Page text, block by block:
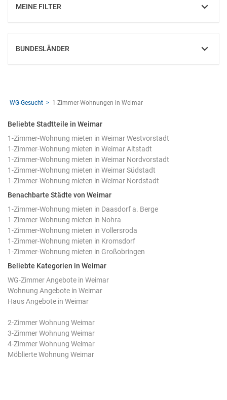
MEINE FILTER
EINBLENDEN
BUNDESLÄNDER
EINBLENDEN
WG-Gesucht 1-Zimmer-Wohnungen in Weimar
Beliebte Stadtteile in Weimar
1-Zimmer-Wohnung mieten in Weimar Westvorstadt
1-Zimmer-Wohnung mieten in Weimar Altstadt
1-Zimmer-Wohnung mieten in Weimar Nordvorstadt
1-Zimmer-Wohnung mieten in Weimar Südstadt
1-Zimmer-Wohnung mieten in Weimar Nordstadt
Benachbarte Städte von Weimar
1-Zimmer-Wohnung mieten in Daasdorf a. Berge
1-Zimmer-Wohnung mieten in Nohra
1-Zimmer-Wohnung mieten in Vollersroda
1-Zimmer-Wohnung mieten in Kromsdorf
1-Zimmer-Wohnung mieten in Großobringen
Beliebte Kategorien in Weimar
WG-Zimmer Angebote in Weimar
Wohnung Angebote in Weimar
Haus Angebote in Weimar
2-Zimmer Wohnung Weimar
3-Zimmer Wohnung Weimar
4-Zimmer Wohnung Weimar
Möblierte Wohnung Weimar